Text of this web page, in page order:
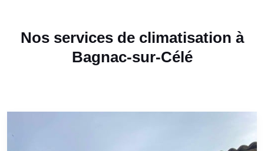
Nos services de climatisation à
Bagnac-sur-Célé